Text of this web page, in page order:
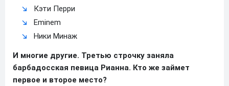
Кэти Перри
Eminem
Ники Минаж
И многие другие. Третью строчку заняла
барбадосская певица Рианна. Кто же займет
первое и второе место?